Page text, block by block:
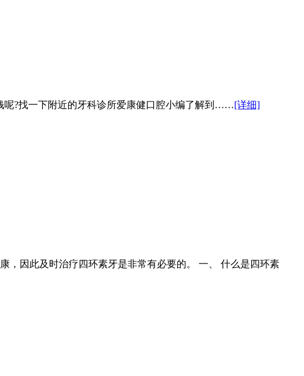
呢?找一下附近的牙科诊所爱康健口腔小编了解到……[详细]
，因此及时治疗四环素牙是非常有必要的。 一、 什么是四环素